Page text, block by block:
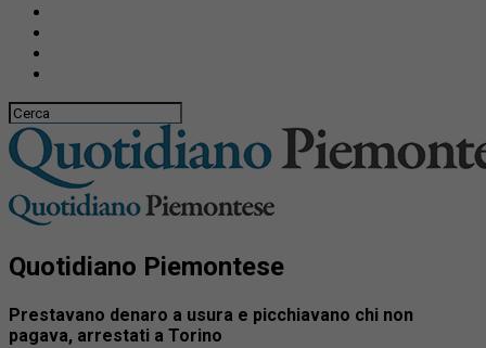
Quotidiano Piemontese
Prestavano denaro a usura e picchiavano chi non
pagava, arrestati a Torino